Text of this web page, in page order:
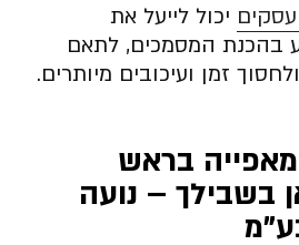
עסקים יכול לייעל את
בהכנת המסמכים, לתאם
זמן ועיכובים מיותרים.
בראש
בשבילך – נועה